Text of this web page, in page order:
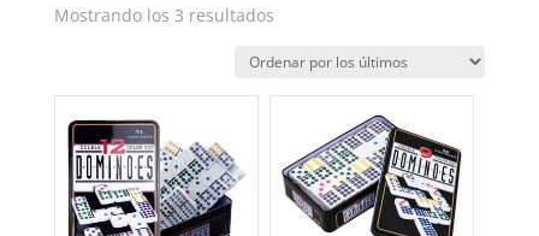
Mostrando los 3 resultadosOrdenado
los
últimos